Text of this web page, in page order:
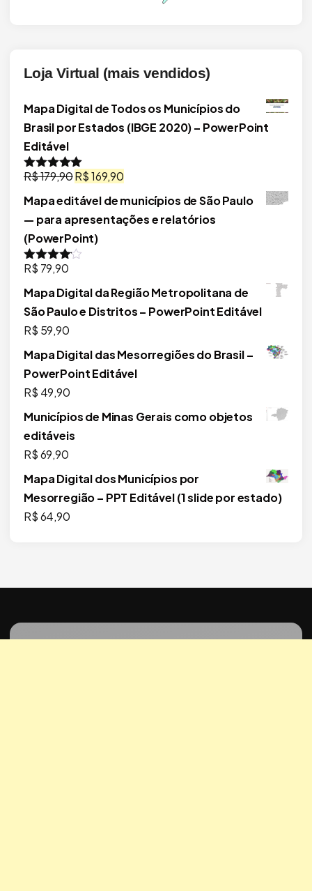
Loja Virtual (mais vendidos)
Mapa Digital de Todos os Municípios do
Brasil por Estados (IBGE 2020) – PowerPoint
Editável
Avaliação
R$179,90O
preço
era:
R$ 179,90.
R$169,90
preço
atual
Mapa editável de municípios de São Paulo
— para apresentações e relatórios
(PowerPoint)
Avaliação
R$ 79,90
Mapa Digital da Região Metropolitana de
São Paulo e Distritos – PowerPoint Editável
R$ 59,90
Mapa Digital das Mesorregiões do Brasil –
PowerPoint Editável
R$ 49,90
Municípios de Minas Gerais como objetos
editáveis
R$69,90
Mapa Digital dos Municípios por
Mesorregião – PPT Editável (1 slide por estado)
R$64,90